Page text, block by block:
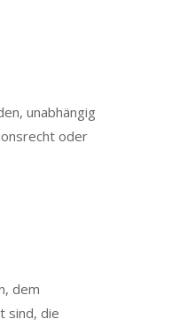
unabhängig
oder
dem
sind, die